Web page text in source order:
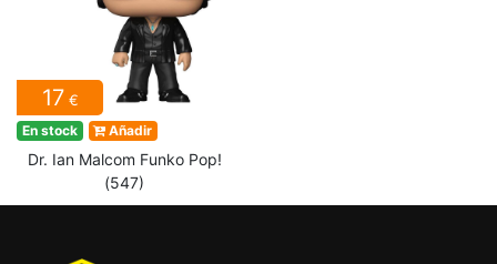
17 €
En stock Añadir
Dr. Ian Malcom Funko Pop!
(547)